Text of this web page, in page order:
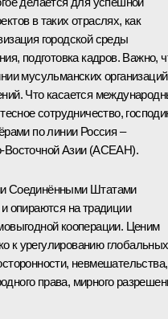
в таких отраслях, как
городской среды
подготовка кадров. Важно,
мусульманских организаций
Что касается
сотрудничество,
по линии Россия –
Восточной Азии (АСЕАН).
Соединёнными Штатами
опираются на традиции
кооперации. Ценим
к урегулированию глобальных
невмешательства,
права, мирного